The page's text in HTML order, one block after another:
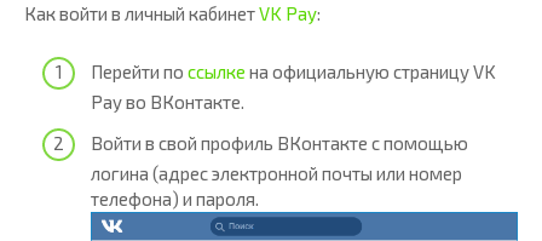
Как войти в личный кабинетVK Pay:
Перейти по ссылке на официальную страницу VK
Pay во ВКонтакте.
Войти в свой профиль ВКонтакте с помощью
логина (адрес электронной почты или номер
телефона) и пароля.